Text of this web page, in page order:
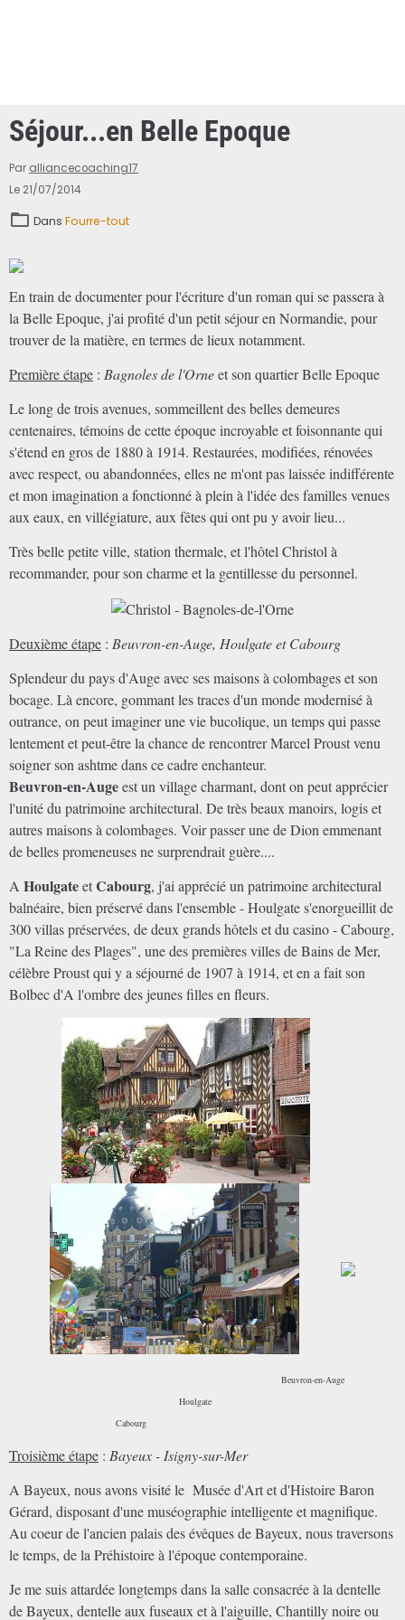
Séjour...en Belle Epoque
Par alliancecoaching17
Le 21/07/2014
Dans Fourre-tout
En train de documenter pour l'écriture d'un roman qui se passera à
la Belle Epoque, j'ai profité d'un petit séjour en Normandie, pour
trouver de la matière, en termes de lieux notamment.
Première étape : Bagnoles de l'Orneet son quartier Belle Epoque
Le long de trois avenues, sommeillent des belles demeures
centenaires, témoins de cette époque incroyable et foisonnante qui
s'étend en gros de 1880 à 1914. Restaurées, modifiées, rénovées
avec respect, ou abandonnées, elles ne m'ont pas laissée indifférente
et mon imagination a fonctionné à plein à l'idée des familles venues
aux eaux, en villégiature, aux fêtes qui ont pu y avoir lieu...
Très belle petite ville, station thermale, et l'hôtel Christol à
recommander, pour son charme et la gentillesse du personnel.
Deuxième étape : Beuvron-en-Auge, Houlgate et Cabourg
Splendeur du pays d'Auge avec ses maisons à colombages et son
bocage. Là encore, gommant les traces d'un monde modernisé à
outrance, on peut imaginer une vie bucolique, un temps qui passe
lentement et peut-être la chance de rencontrer Marcel Proust venu
soigner son ashtme dans ce cadre enchanteur.
Beuvron-en-Augeest un village charmant, dont on peut apprécier
l'unité du patrimoine architectural. De très beaux manoirs, logis et
autres maisons à colombages. Voir passer une de Dion emmenant
de belles promeneuses ne surprendrait guère....
A HoulgateetCabourg, j'ai apprécié un patrimoine architectural
balnéaire, bien préservé dans l'ensemble - Houlgate s'enorgueillit de
300 villas préservées, de deux grands hôtels et du casino - Cabourg,
"La Reine des Plages", une des premières villes de Bains de Mer,
célèbre Proust qui y a séjourné de 1907 à 1914, et en a fait son
Bolbec d'A l'ombre des jeunes filles en fleurs.
Beuvron-en-Auge
Houlgate
Cabourg
Troisième étape : Bayeux - Isigny-sur-Mer
A Bayeux, nous avons visité le Musée d'Art et d'Histoire Baron
Gérard, disposant d'une muséographie intelligente et magnifique.
Au coeur de l'ancien palais des évêques de Bayeux, nous traversons
le temps, de la Préhistoire à l'époque contemporaine.
Je me suis attardée longtemps dans la salle consacrée à la dentelle
de Bayeux, dentelle aux fuseaux et à l'aiguille, Chantilly noire ou